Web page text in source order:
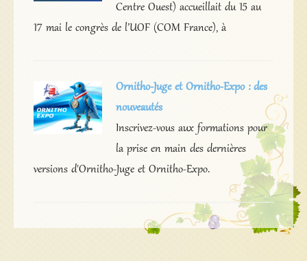
Centre Ouest) accueillait du 15 au
17 mai le congrès de l’UOF (COM France), à
Ornitho-Juge et Ornitho-Expo : des
nouveautés
Inscrivez-vous aux formations pour
la prise en main des dernières
versions d'Ornitho-Juge et Ornitho-Expo.